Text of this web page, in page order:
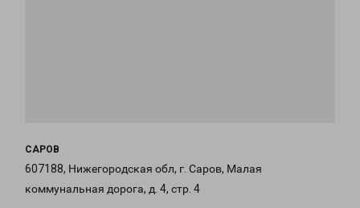
САРОВ
607188, Нижегородская обл, г. Саров, Малая
коммунальная дорога, д. 4, стр. 4